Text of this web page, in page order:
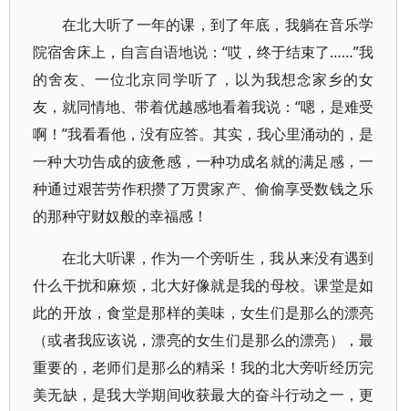
在北大听了一年的课，到了年底，我躺在音乐学
院宿舍床上，自言自语地说：“哎，终于结束了……”我
的舍友、一位北京同学听了，以为我想念家乡的女
友，就同情地、带着优越感地看着我说：“嗯，是难受
啊！”我看看他，没有应答。其实，我心里涌动的，是
一种大功告成的疲惫感，一种功成名就的满足感，一
种通过艰苦劳作积攒了万贯家产、偷偷享受数钱之乐
的那种守财奴般的幸福感！
在北大听课，作为一个旁听生，我从来没有遇到
什么干扰和麻烦，北大好像就是我的母校。课堂是如
此的开放，食堂是那样的美味，女生们是那么的漂亮
（或者我应该说，漂亮的女生们是那么的漂亮），最
重要的，老师们是那么的精采！我的北大旁听经历完
美无缺，是我大学期间收获最大的奋斗行动之一，更